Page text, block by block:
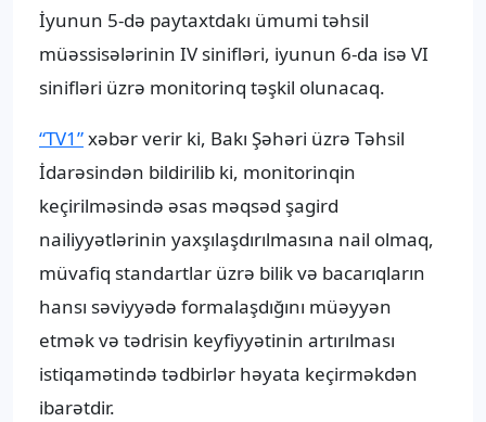
İyunun 5-də paytaxtdakı ümumi təhsil
müəssisələrinin IV sinifləri, iyunun 6-da isə VI
sinifləri üzrə monitorinq təşkil olunacaq.
“TV1”xəbər verir ki, Bakı Şəhəri üzrə Təhsil
İdarəsindən bildirilib ki, monitorinqin
keçirilməsində əsas məqsəd şagird
nailiyyətlərinin yaxşılaşdırılmasına nail olmaq,
müvafiq standartlar üzrə bilik və bacarıqların
hansı səviyyədə formalaşdığını müəyyən
etmək və tədrisin keyfiyyətinin artırılması
istiqamətində tədbirlər həyata keçirməkdən
ibarətdir.